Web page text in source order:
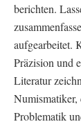
berichten.
aufgearbeitet.
Präzision und
Literatur
Problematik